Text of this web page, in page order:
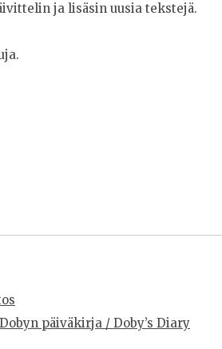
ja lisäsin uusia tekstejä.
Dobyn päiväkirja / Doby’s Diary